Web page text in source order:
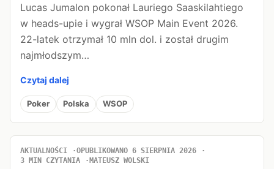
Lucas Jumalon pokonał Lauriego Saaskilahtiego
w heads-upie i wygrał WSOP Main Event 2026.
22-latek otrzymał 10 mln dol. i został drugim
najmłodszym…
Czytaj dalej
Poker Polska WSOP
AKTUALNOŚCI
OPUBLIKOWANO 6 SIERPNIA 2026
3 MIN CZYTANIA
MATEUSZ WOLSKI